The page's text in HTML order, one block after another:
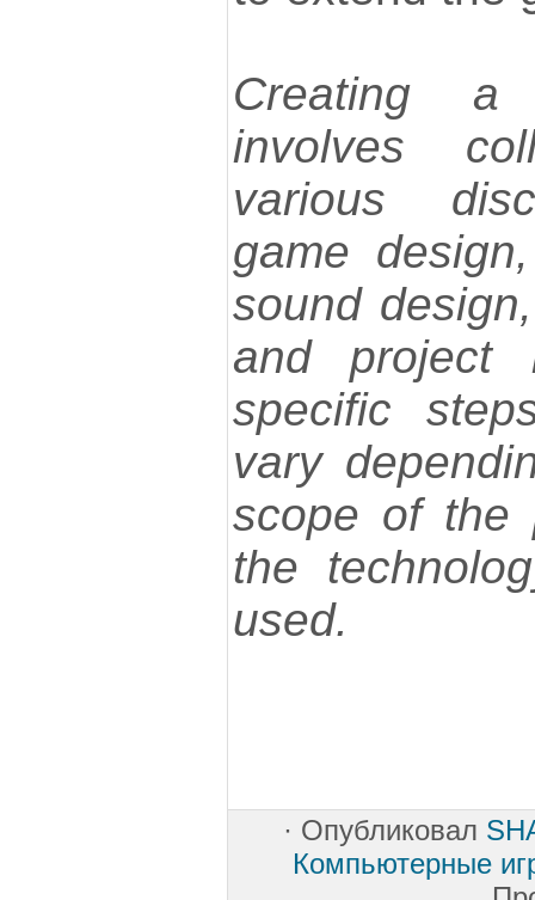
Creating a
involves
various
game
sound
and project
specific
vary
scope of the
the
used.
· Опубликовал
Компьютерные